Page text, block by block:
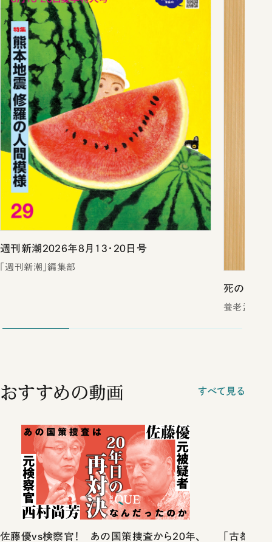
週刊新潮2026年8月13・20日号
「週刊新潮」編集部
死の壁
養老孟司／
おすすめの動画 すべて見る
佐藤優vs検察官！ あの国策捜査から20年、 「古都」